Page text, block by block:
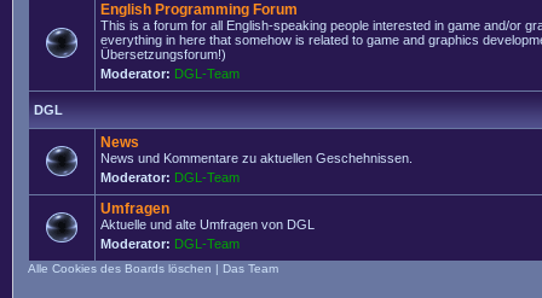
English Programming Forum
This is a forum for all English-speaking people interested in game and/or
everything in here that somehow is related to game and graphics
Übersetzungsforum!)
Moderator: DGL-Team
DGL
News
News und Kommentare zu aktuellen Geschehnissen.
Moderator: DGL-Team
Umfragen
Aktuelle und alte Umfragen von DGL
Moderator: DGL-Team
Alle Cookies des Boards löschen | Das Team